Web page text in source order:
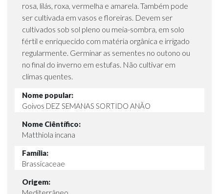
rosa, lilás, roxa, vermelha e amarela. Também pode
ser cultivada em vasos e floreiras. Devem ser
cultivados sob sol pleno ou meia-sombra, em solo
fértil e enriquecido com matéria orgânica e irrigado
regularmente. Germinar as sementes no outono ou
no final do inverno em estufas. Não cultivar em
climas quentes.
Nome popular:
Goivos DEZ SEMANAS SORTIDO ANÃO
Nome Ciêntífico:
Matthiola incana
Família:
Brassicaceae
Origem: